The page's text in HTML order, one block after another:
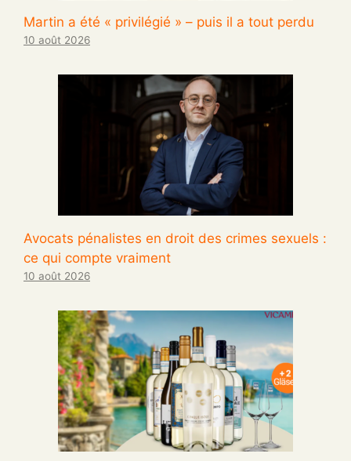
Martin a été « privilégié » – puis il a tout perdu
10 août 2026
Avocats pénalistes en droit des crimes sexuels :
ce qui compte vraiment
10 août 2026